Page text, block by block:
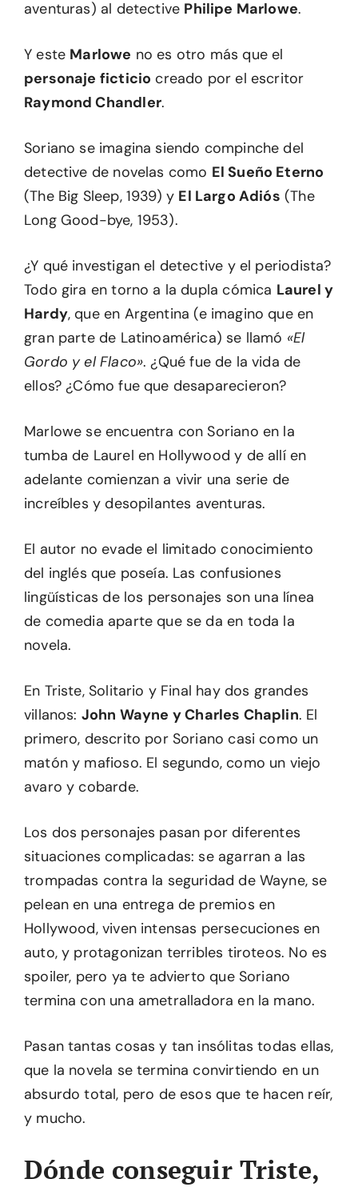
aventuras) al detective Philipe Marlowe.
Y este Marlowe no es otro más que el
personaje ficticio creado por el escritor
Raymond Chandler.
Soriano se imagina siendo compinche del
detective de novelas como El Sueño Eterno
(The Big Sleep, 1939) y El Largo Adiós (The
Long Good-bye, 1953).
¿Y qué investigan el detective y el periodista?
Todo gira en torno a la dupla cómica Laurel y
Hardy, que en Argentina (e imagino que en
gran parte de Latinoamérica) se llamó «El
Gordo y el Flaco». ¿Qué fue de la vida de
ellos? ¿Cómo fue que desaparecieron?
Marlowe se encuentra con Soriano en la
tumba de Laurel en Hollywood y de allí en
adelante comienzan a vivir una serie de
increíbles y desopilantes aventuras.
El autor no evade el limitado conocimiento
del inglés que poseía. Las confusiones
lingüísticas de los personajes son una línea
de comedia aparte que se da en toda la
novela.
En Triste, Solitario y Final hay dos grandes
villanos: John Wayne y Charles Chaplin. El
primero, descrito por Soriano casi como un
matón y mafioso. El segundo, como un viejo
avaro y cobarde.
Los dos personajes pasan por diferentes
situaciones complicadas: se agarran a las
trompadas contra la seguridad de Wayne, se
pelean en una entrega de premios en
Hollywood, viven intensas persecuciones en
auto, y protagonizan terribles tiroteos. No es
spoiler, pero ya te advierto que Soriano
termina con una ametralladora en la mano.
Pasan tantas cosas y tan insólitas todas ellas,
que la novela se termina convirtiendo en un
absurdo total, pero de esos que te hacen reír,
y mucho.
Dónde conseguir Triste,